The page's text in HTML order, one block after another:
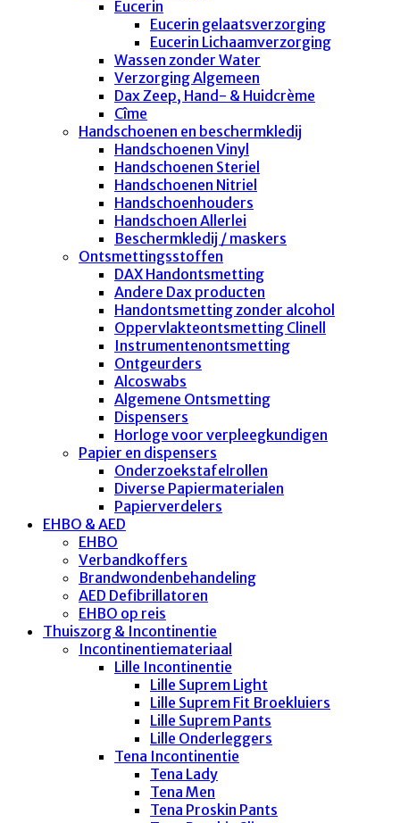
Eucerin
Eucerin gelaatsverzorging
Eucerin Lichaamverzorging
Wassen zonder Water
Verzorging Algemeen
Dax Zeep, Hand- & Huidcrème
Cîme
Handschoenen en beschermkledij
Handschoenen Vinyl
Handschoenen Steriel
Handschoenen Nitriel
Handschoenhouders
Handschoen Allerlei
Beschermkledij / maskers
Ontsmettingsstoffen
DAX Handontsmetting
Andere Dax producten
Handontsmetting zonder alcohol
Oppervlakteontsmetting Clinell
Instrumentenontsmetting
Ontgeurders
Alcoswabs
Algemene Ontsmetting
Dispensers
Horloge voor verpleegkundigen
Papier en dispensers
Onderzoekstafelrollen
Diverse Papiermaterialen
Papierverdelers
EHBO & AED
EHBO
Verbandkoffers
Brandwondenbehandeling
AED Defibrillatoren
EHBO op reis
Thuiszorg & Incontinentie
Incontinentiemateriaal
Lille Incontinentie
Lille Suprem Light
Lille Suprem Fit Broekluiers
Lille Suprem Pants
Lille Onderleggers
Tena Incontinentie
Tena Lady
Tena Men
Tena Proskin Pants